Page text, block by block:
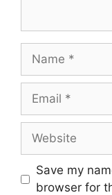
Name
Email
Website
Save my
browser for